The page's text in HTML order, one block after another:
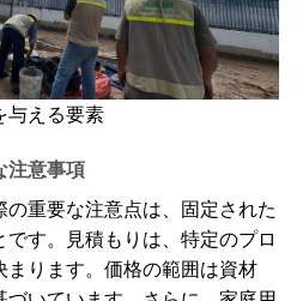
与える要素
注意事項
重要な注意点は、固定された
す。見積もりは、特定のプロ
まります。価格の範囲は資材